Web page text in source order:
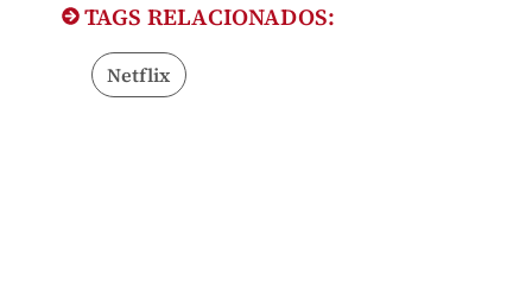
TAGS RELACIONADOS:
Netflix